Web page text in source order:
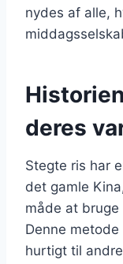
nydes af alle,
deres
Stegte ris har
det gamle
måde at
Denne
hurtigt til